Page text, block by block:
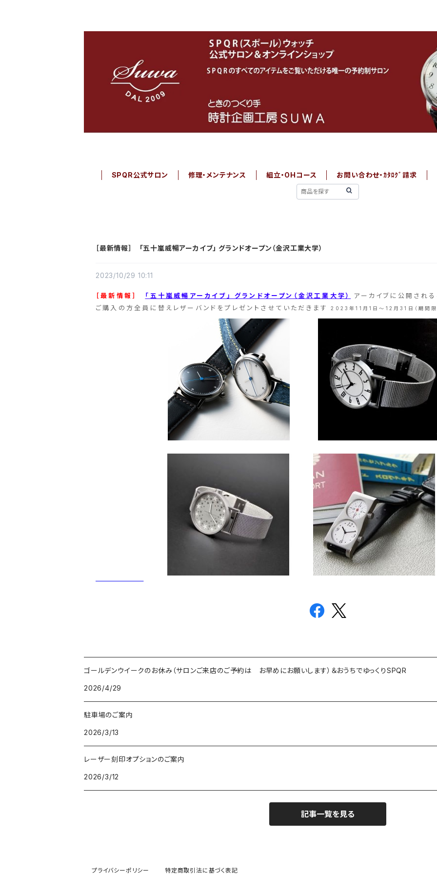
SPQR公式サロン 修理・メンテナンス 組立・OHコース お問い合わせ・ｶﾀﾛｸﾞ請求
［最新情報］ 「五十嵐威暢アーカイブ」 グランドオープン（金沢工業大学）
2023/10/29 10:11
［最新情報］ 「五十嵐威暢アーカイブ」 グランドオープン（金沢工業大学）
アーカイブに公開され
ご購入の方全員に替えレザーバンドをプレゼントさせていただきます
2023年11月1日～12月31日（期間限
ゴールデンウイークのお休み（サロンご来店のご予約は お早めにお願いします）＆おうちでゆっくりSPQR
2026/4/29
駐車場のご案内
2026/3/13
レーザー刻印オプションのご案内
2026/3/12
記事一覧を見る
プライバシーポリシー 特定商取引法に基づく表記